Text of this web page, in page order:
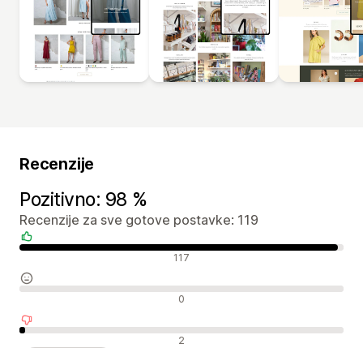
Recenzije
Pozitivno: 98 %
Recenzije za sve gotove postavke: 119
Pozitivne recenzije 117
Neutralne recenzije 0
Negativne recenzije 2